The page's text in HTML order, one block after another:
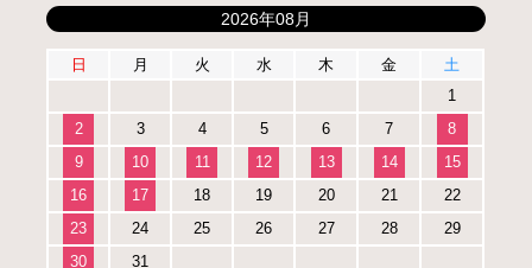
2026年08月
日 月 火 水 木 金
土
1
2
3 4 5 6 7
8
9
10 11 12 13 14
15
16
17 18 19 20 21
22
23
24 25 26 27 28
29
30
31